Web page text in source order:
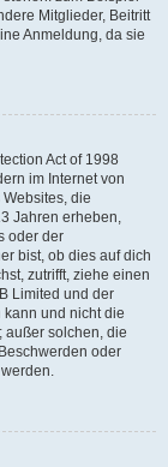
Mitglieder, Beitritt
Anmeldung, da sie
Act of 1998
im Internet von
die
Jahren erheben,
oder der
bist, ob dies auf dich
zutrifft, ziehe einen
Limited und der
und nicht die
außer solchen, die
oder